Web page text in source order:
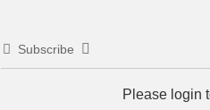
Subscribe
Please login